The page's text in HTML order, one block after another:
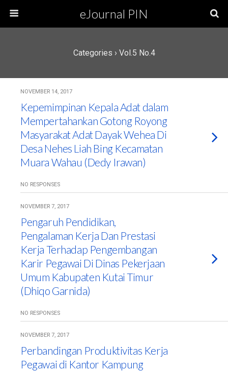
eJournal PIN
Categories › Vol.5 No.4
NOVEMBER 14, 2017
Kepemimpinan Kepala Adat dalam
Mempertahankan Gotong Royong
Masyarakat Adat Dayak Wehea Di
Desa Nehes Liah Bing Kecamatan
Muara Wahau (Dedy Irawan)
NO RESPONSES
NOVEMBER 7, 2017
Pengaruh Pendidikan,
Pengalaman Kerja Dan Prestasi
Kerja Terhadap Pengembangan
Karir Pegawai Di Dinas Pekerjaan
Umum Kabupaten Kutai Timur
(Dhiqo Garnida)
NO RESPONSES
NOVEMBER 7, 2017
Perbandingan Produktivitas Kerja
Pegawai di Kantor Kampung